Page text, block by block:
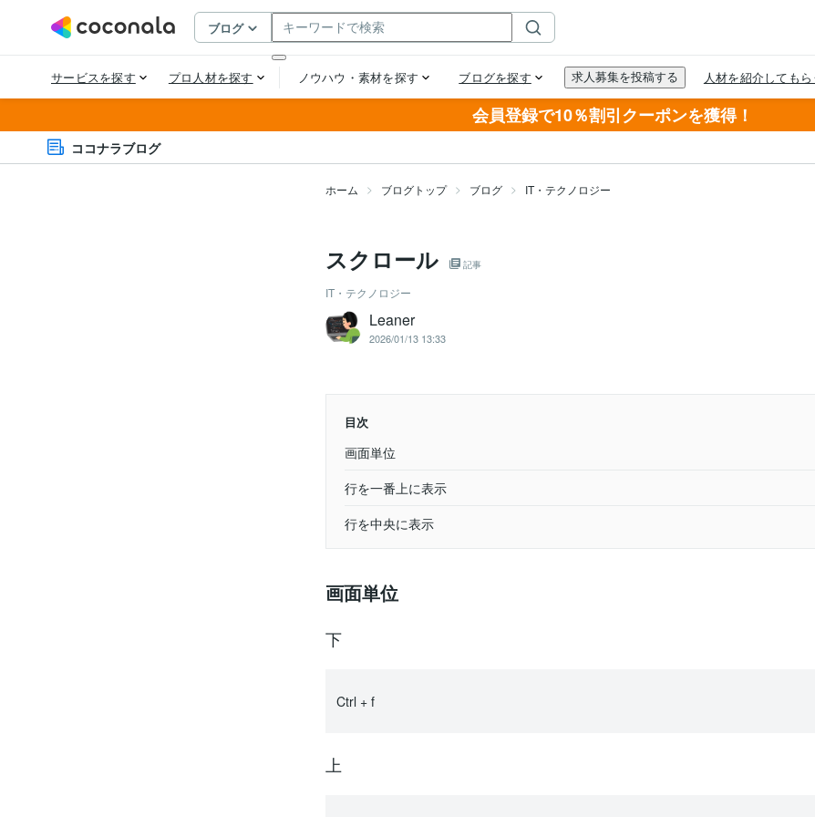
会員登録で10％割引クーポンを獲得！
ココナラブログ
ホーム ブログトップ ブログ IT・テクノロジー
スクロール 記事
IT・テクノロジー
Leaner
2026/01/13 13:33
目次
画面単位
行を一番上に表示
行を中央に表示
画面単位
下
Ctrl + f
上